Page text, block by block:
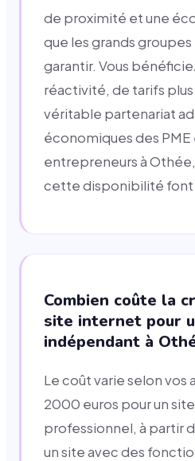
de proximité et une
que les grands
garantir. Vous
réactivité, de tarifs
véritable partenariat
économiques des
entrepreneurs à
cette disponibilité font
Combien coûte la
site internet pour
indépendant à
Le coût varie selon vos
2000 euros pour un
professionnel, à partir
un site avec des